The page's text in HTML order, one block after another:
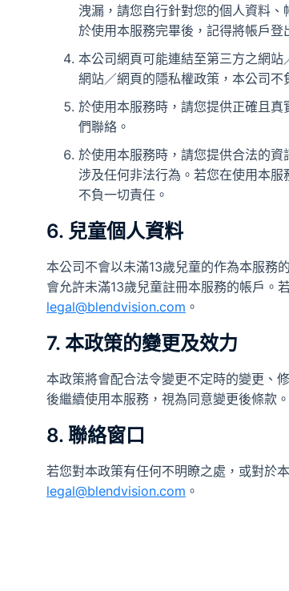
洩漏，請您自行針對您的個人資料
於使用本服務完畢後，記得將帳戶
本公司網頁可能連結至第三方之網
網站／網頁的隱私權政策，本公司不
於使用本服務時，請您提供正確且
們聯絡。
於使用本服務時，請您提供合法的
涉及任何非法行為。若您在使用本
不負一切責任。
6. 兒童個人資料
本公司不會以未滿13歲兒童的作為本服務
會允許未滿13歲兒童註冊本服務的帳戶。
legal@blendvision.com 。
7. 本政策的變更及效力
本政策將會配合法令變更不定時的變更、
後繼續使用本服務，視為同意變更後條款。
8. 聯絡窗口
若您對本政策有任何不明瞭之處，或對於
legal@blendvision.com 。